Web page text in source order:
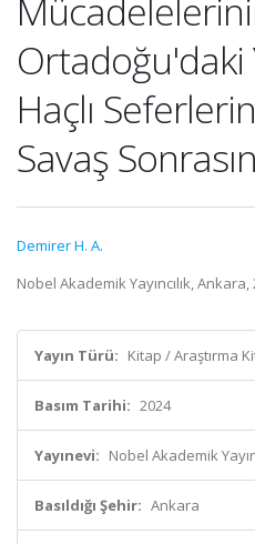
Ortadoğu'daki
Haçlı
Savaş
Demirer H. A.
Nobel Akademik Yayıncılık, Ankara,
Yayın Türü: Kitap / Araştırma
Basım Tarihi: 2024
Yayınevi: Nobel Akademik
Basıldığı Şehir: Ankara